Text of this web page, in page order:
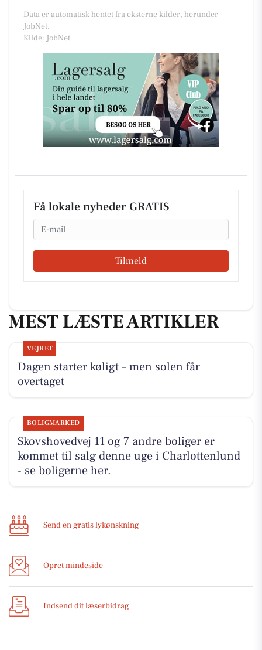
Data er automatisk hentet fra eksterne kilder, herunder
JobNet.
Kilde: JobNet
Få lokale nyheder GRATIS
Email
Tilmeld
MEST LÆSTE ARTIKLER
VEJRET
Dagen starter køligt – men solen får
overtaget
BOLIGMARKED
Skovshovedvej 11 og 7 andre boliger er
kommet til salg denne uge i Charlottenlund
- se boligerne her.
Send en gratis lykønskning
Opret mindeside
Indsend dit læserbidrag